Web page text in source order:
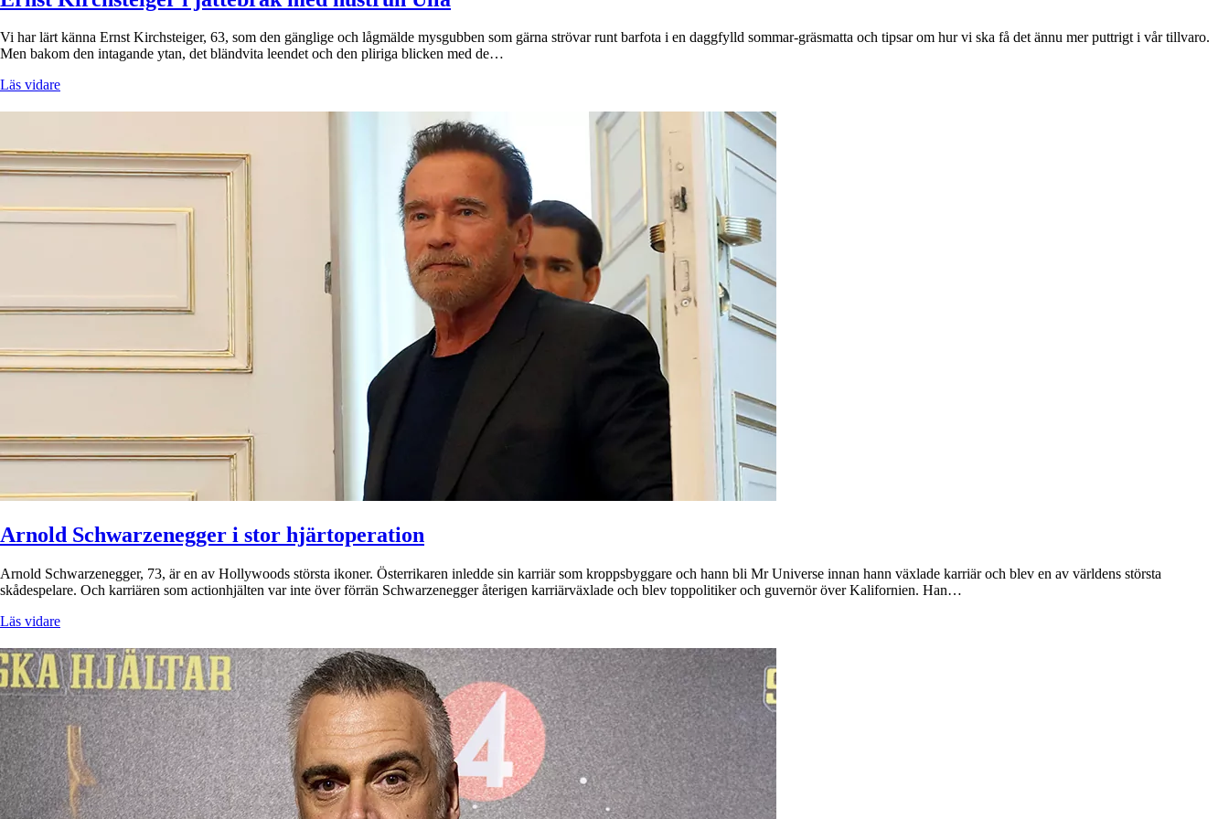
Vi har lärt känna Ernst Kirchsteiger, 63, som den gänglige och lågmälde mysgubben som gärna strövar runt barfota i en daggfylld sommar-gräsmatta och tipsar om hur vi ska få det ännu mer puttrigt i vår tillvaro.
Men bakom den intagande ytan, det bländvita leendet och den pliriga blicken med de…
Läs vidare
Arnold Schwarzenegger i stor hjärtoperation
Arnold Schwarzenegger, 73, är en av Hollywoods största ikoner. Österrikaren inledde sin karriär som kroppsbyggare och hann bli Mr Universe innan hann växlade karriär och blev en av världens största
skådespelare. Och karriären som actionhjälten var inte över förrän Schwarzenegger återigen karriärväxlade och blev toppolitiker och guvernör över Kalifornien. Han…
Läs vidare